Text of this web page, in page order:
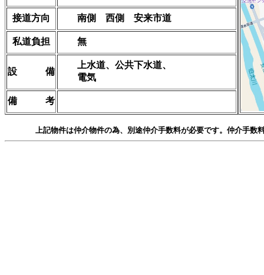
接道方向 南側 西側 安来市道
私道負担 無
設 備
上水道、公共下水道、
電気
備 考
上記物件は仲介物件の為、別途仲介手数料が必要です。仲介手数料